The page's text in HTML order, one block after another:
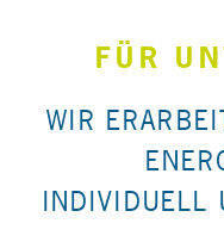
FÜR
WIR
INDIVIDUELL